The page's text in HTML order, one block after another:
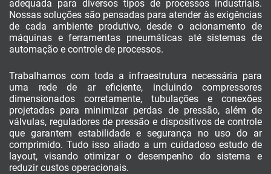
adequada para diversos tipos de processos industriais.
Nossas soluções são pensadas para atender às exigências
de cada ambiente produtivo, desde o acionamento de
máquinas e ferramentas pneumáticas até sistemas de
automação e controle de processos.
Trabalhamos com toda a infraestrutura necessária para
uma rede de ar eficiente, incluindo compressores
dimensionados corretamente, tubulações e conexões
projetadas para minimizar perdas de pressão, além de
válvulas, reguladores de pressão e dispositivos de controle
que garantem estabilidade e segurança no uso do ar
comprimido. Tudo isso aliado a um cuidadoso estudo de
layout, visando otimizar o desempenho do sistema e
reduzir custos operacionais.